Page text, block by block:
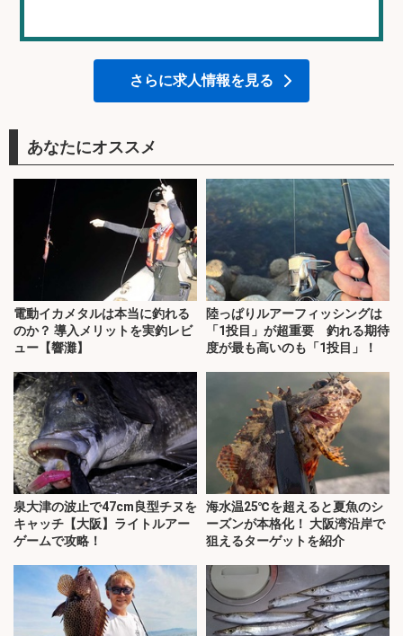
さらに求人情報を見る
あなたにオススメ
電動イカメタルは本当に釣れる
のか？ 導入メリットを実釣レビ
ュー【響灘】
陸っぱりルアーフィッシングは
「1投目」が超重要 釣れる期待
度が最も高いのも「1投目」！
泉大津の波止で47cm良型チヌを
キャッチ【大阪】ライトルアー
ゲームで攻略！
海水温25℃を超えると夏魚のシ
ーズンが本格化！ 大阪湾沿岸で
狙えるターゲットを紹介